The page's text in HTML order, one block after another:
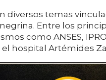
diversos temas
Entre los
como ANSES,
hospital Artémides